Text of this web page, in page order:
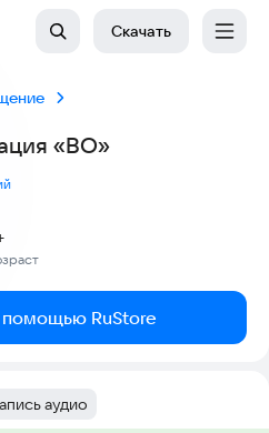
Скачать
«ВО»
помощью RuStore
: аудио